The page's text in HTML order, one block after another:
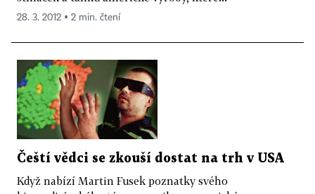
28. 3. 2012 ▪ 2 min. čtení
Čeští vědci se zkouší dostat na trh v USA
Když nabízí Martin Fusek poznatky svého